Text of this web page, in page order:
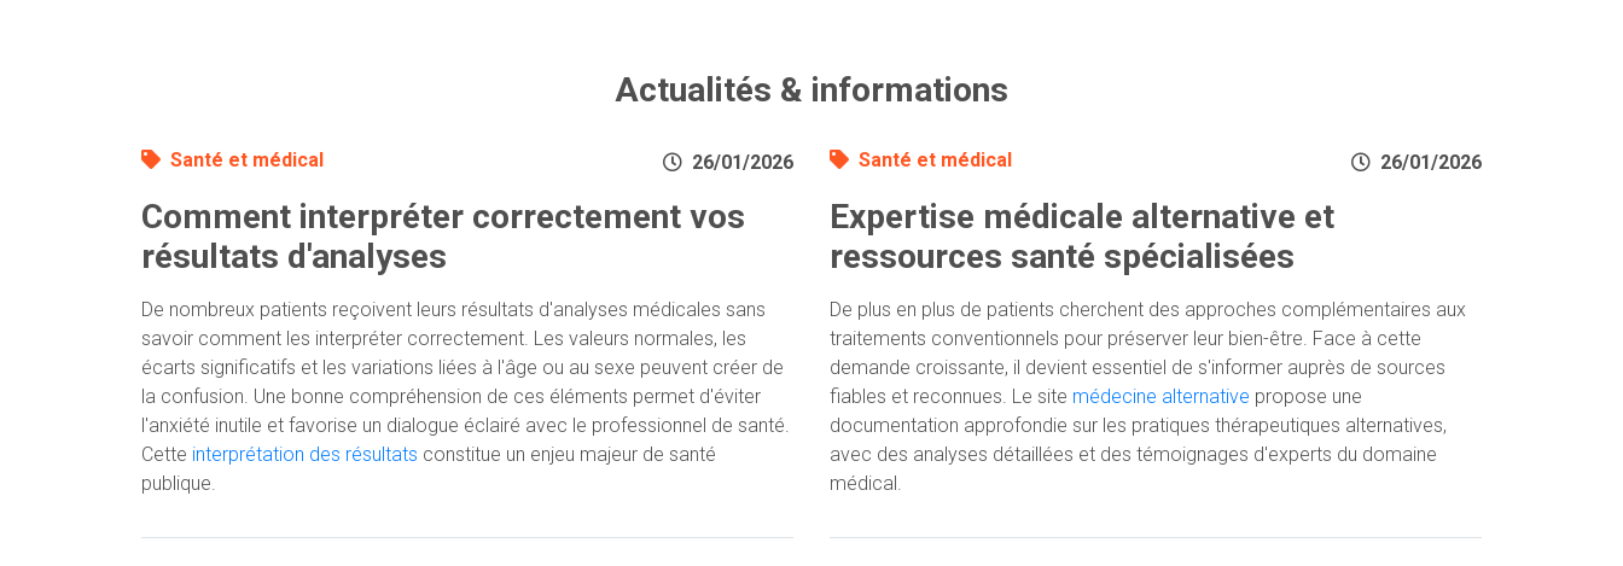
Actualités & informations
Santé et médical 26/01/2026
Comment interpréter correctement vos
résultats d'analyses
De nombreux patients reçoivent leurs résultats d'analyses médicales sans
savoir comment les interpréter correctement. Les valeurs normales, les
écarts significatifs et les variations liées à l'âge ou au sexe peuvent créer de
la confusion. Une bonne compréhension de ces éléments permet d'éviter
l'anxiété inutile et favorise un dialogue éclairé avec le professionnel de santé.
Cette interprétation des résultats constitue un enjeu majeur de santé
publique.
Santé et médical 26/01/2026
Expertise médicale alternative et
ressources santé spécialisées
De plus en plus de patients cherchent des approches complémentaires aux
traitements conventionnels pour préserver leur bien-être. Face à cette
demande croissante, il devient essentiel de s'informer auprès de sources
fiables et reconnues. Le site médecine alternative propose une
documentation approfondie sur les pratiques thérapeutiques alternatives,
avec des analyses détaillées et des témoignages d'experts du domaine
médical.